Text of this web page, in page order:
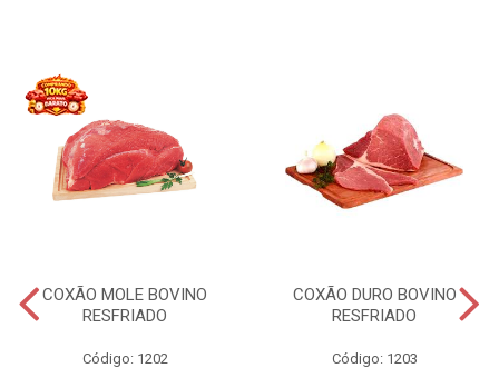
COXÃO MOLE BOVINO
RESFRIADO
Código: 1202
COXÃO DURO BOVINO
RESFRIADO
Código: 1203